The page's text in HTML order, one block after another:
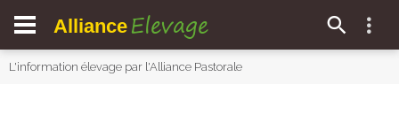
Alliance Elevage
L'information élevage par l'Alliance Pastorale